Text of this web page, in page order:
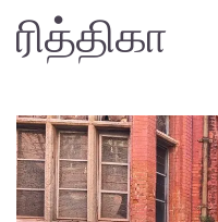
ரித்திகா